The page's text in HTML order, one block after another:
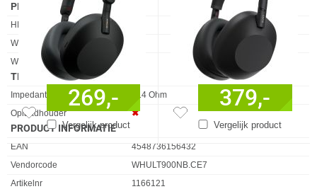
PRESTATIE
Eigenschap Waarde
HD-stem
Werkt met Apple Siri
Werkt met de Google Assistent
TECHNISCHE DETAILS
Eigenschap Waarde
Impedantie
314 Ohm
Oplaadhouder
✖︎
PRODUCT INFORMATIE
EAN
4548736156432
Vendorcode
WHULT900NB.CE7
Artikelnr
1166121
Vergelijk product
269,-
Vergelijk product
379,-